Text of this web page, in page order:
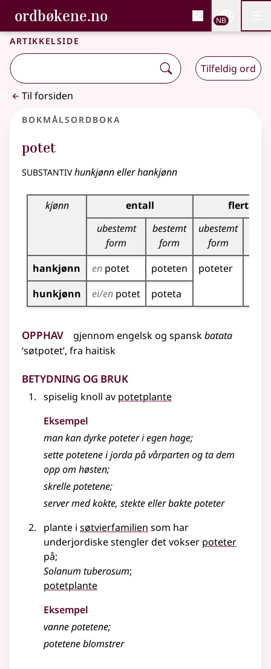
Gå til hovedinnhold
Tilgjengelighet
ordbøkene.no, Bokmålsordboka og
Bokmålsordboka og Nynorskordboka
NB
Artikkelside
Tilfeldig ord
Til forsiden
Bokmålsordboka
potet
substantivhunkjønn eller hankjønn
Bøyingstabell for dette substantivet
kjønn entall
flertall
ubestemt
form
bestemt
form
ubestemt
form
hankjønn
en potet poteten poteter
hunkjønn
ei/en potet poteta
Opphav gjennom engelskog spanskbatata
‘søtpotet’, fra haitisk
Betydning og bruk
spiselig knoll av potetplante
Eksempel
man kan dyrkepoteteri egen hage;
sette potetene i jorda på vårparten og ta dem
opp om høsten;
skrelle potetene;
server med kokte, stekte eller bakte poteter
plante i søtvierfamilien som har
underjordiske stengler det vokser poteter
på;
Solanum tuberosum;
potetplante
Eksempel
vanne potetene;
potetene blomstrer